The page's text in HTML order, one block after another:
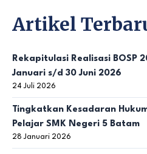
Artikel
Rekapitulasi Realisasi BOSP
Januari s/d 30 Juni 2026
24 Juli 2026
Tingkatkan Kesadaran
Pelajar SMK Negeri 5 Batam
28 Januari 2026